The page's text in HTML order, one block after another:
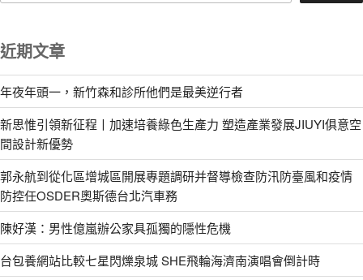
近期文章
年夜年頭一，新竹森和診所他們是最美逆行者
新思惟引領新征程丨加速培養綠色生產力 塑造產業發展JIUYI俱意空
間設計新優勢
郭永航到從化區增城區開展專題調研并督導檢查防汛防臺風和疫情
防控任OSDER奧斯德台北汽車務
陳好漢：男性億嵐辦公家具孤獨的隱性危機
台包養網站比較七星閃爍泉城 SHE飛輪海濟南演唱會倒計時